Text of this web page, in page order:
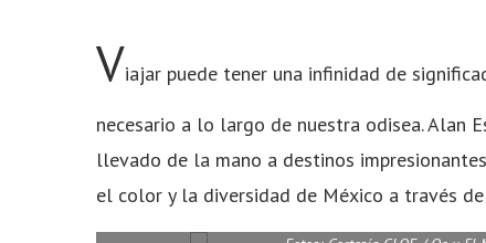
Viajar puede tener una infinidad de
necesario a lo largo de nuestra odisea. Alan
llevado de la mano a destinos
el color y la diversidad de México a través